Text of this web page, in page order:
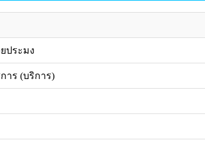
ประมง
าร (บริการ)